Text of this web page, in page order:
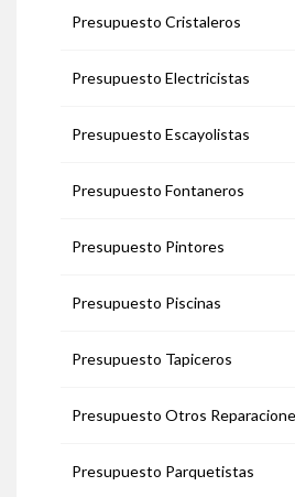
Presupuesto Cristaleros
Presupuesto Electricistas
Presupuesto Escayolistas
Presupuesto Fontaneros
Presupuesto Pintores
Presupuesto Piscinas
Presupuesto Tapiceros
Presupuesto Otros
Presupuesto Parquetistas